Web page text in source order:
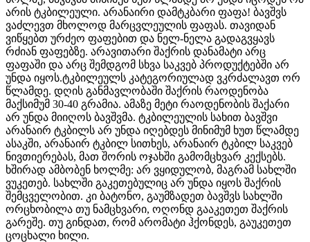
არის ტკბილეული. არანაირი დამტკბარი ფაფა! ბავშვს
ვაძლევთ მხოლოდ მარცვლეულის ფაფას. თავიდან
ვიწყებთ ურძეო ფაფებით და ნელ-ნელა გადაგვყავს
რძიან ფაფებზე. ​არავითარი შაქრის დანამატი არც
ფაფაში და არც შემდგომ სხვა საკვებ პროდუქტებში არ
უნდა იყოს.ტკბილეულს კატეგორიულად ვკრძალავთ ორ
წლამდე. ​დღის განმავლობაში შაქრის რაოდენობა
მაქსიმუმ 30-40 გრამია. ამაზე მეტი რაოდენობის შაქარი
არ უნდა მიიღოს ბავშვმა. ტკბილეულის სახით ბავშვი
არანაირ ტკბილს არ უნდა იღებდეს მინიმუმ ხუთ წლამდე
ასაკში, არანაირ ტკბილ სითხეს, არანაირ ტკბილ საკვებ
ნივთიერებას, მათ შორის ოჯახში გამომცხვარ კექსებს.
ხშირად ამბობენ ხოლმე: არ ვყიდულობ, მაგრამ სახლში
ვუკეთებ. სახლში გაკეთებულიც არ უნდა იყოს შაქრის
შემცველობით. კი ბატონო, გაუმზადეთ ბავშვს სახლში
ორცხობილა თუ ნამცხვარი, ოღონდ გააკეთეთ შაქრის
გარეშე. თუ გინდათ, რომ არომატი ჰქონდეს, გაუკეთეთ
ცოცხალი ხილი.